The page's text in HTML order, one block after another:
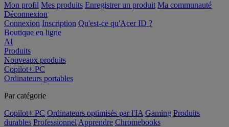
Mon profil Mes produits Enregistrer un produit Ma communauté
Déconnexion
Connexion Inscription Qu'est-ce qu'Acer ID ?
Boutique en ligne
AI
Produits
Nouveaux produits
Copilot+ PC
Ordinateurs portables
Par catégorie
Copilot+ PC Ordinateurs optimisés par l'IA Gaming Produits
durables Professionnel Apprendre Chromebooks